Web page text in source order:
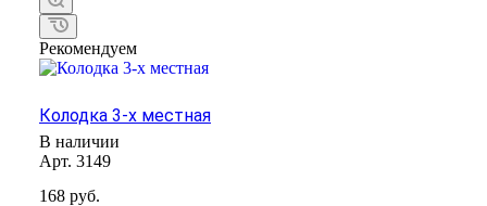
Рекомендуем
Колодка 3-х местная
В наличии
Арт. 3149
168 руб.